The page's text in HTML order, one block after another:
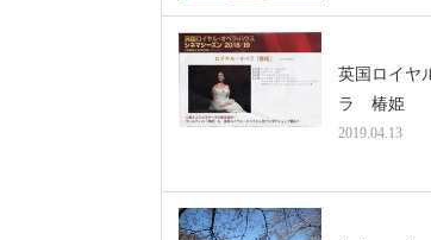
英国ロイヤ
ラ 椿姫
2019.04.13